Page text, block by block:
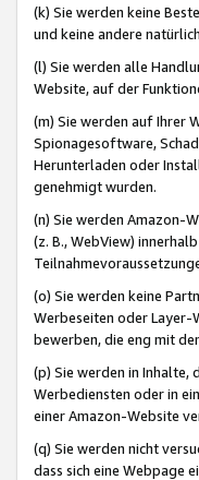
(k) Sie werden keine
und keine andere
(l) Sie werden alle
Website, auf der
(m) Sie werden auf Ihrer
Spionagesoftware,
Herunterladen oder
genehmigt wurden.
(n) Sie werden Amazon-
(z. B., WebView)
(o) Sie werden keine
Werbeseiten oder Layer-
bewerben, die eng mit
(p) Sie werden in Inhalte,
Werbediensten oder in
einer Amazon-Website
(q) Sie werden nicht
dass sich eine Webpage